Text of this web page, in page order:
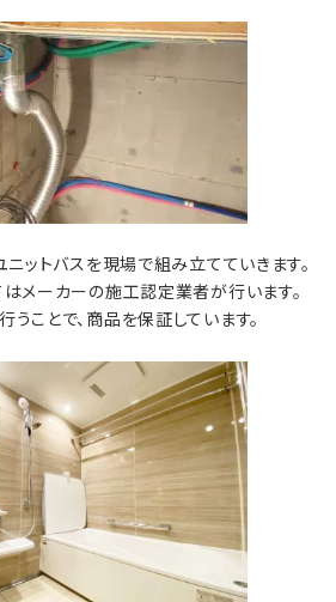
ニットバスを現場で組み立てていきます。
メーカーの施工認定業者が行います。
ことで、商品を保証しています。